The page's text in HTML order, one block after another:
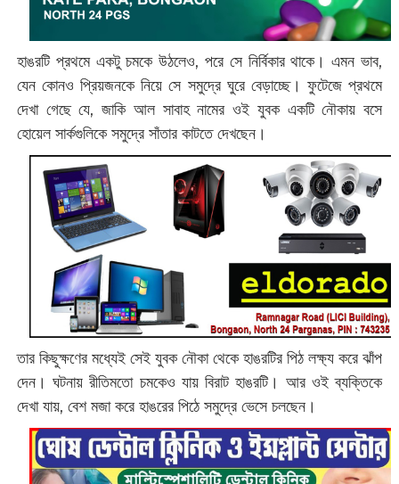
হাঙরটি প্রথমে একটু চমকে উঠলেও, পরে সে নির্বিকার থাকে। এমন ভাব,
যেন কোনও প্রিয়জনকে নিয়ে সে সমুদ্রে ঘুরে বেড়াচ্ছে। ফুটেজে প্রথমে
দেখা গেছে যে, জাকি আল সাবাহ নামের ওই যুবক একটি নৌকায় বসে
হোয়েল সার্কগুলিকে সমুদ্রে সাঁতার কাটতে দেখছেন।
তার কিছুক্ষণের মধ্যেই সেই যুবক নৌকা থেকে হাঙরটির পিঠ লক্ষ্য করে ঝাঁপ
দেন। ঘটনায় রীতিমতো চমকেও যায় বিরাট হাঙরটি। আর ওই ব্যক্তিকে
দেখা যায়, বেশ মজা করে হাঙরের পিঠে সমুদ্রে ভেসে চলছেন।